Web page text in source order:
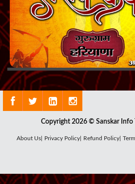
Copyright 2026 © Sanskar Info
About Us| Privacy Policy| Refund Policy|